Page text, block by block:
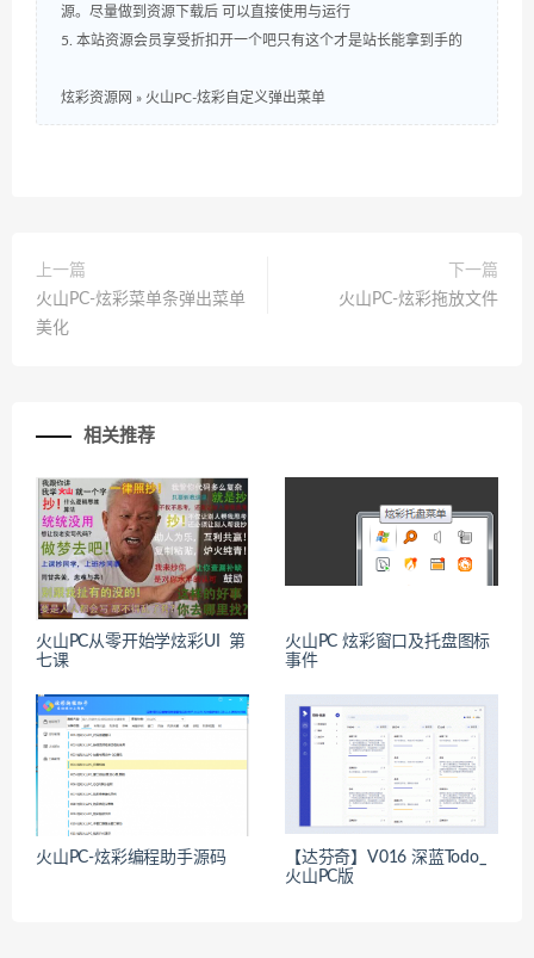
源。尽量做到资源下载后 可以直接使用与运行
5. 本站资源会员享受折扣开一个吧只有这个才是站长能拿到手的
炫彩资源网 » 火山PC-炫彩自定义弹出菜单
上一篇
火山PC-炫彩菜单条弹出菜单
美化
下一篇
火山PC-炫彩拖放文件
相关推荐
火山PC从零开始学炫彩UI 第
七课
火山PC 炫彩窗口及托盘图标
事件
火山PC-炫彩编程助手源码
【达芬奇】V016 深蓝Todo_
火山PC版